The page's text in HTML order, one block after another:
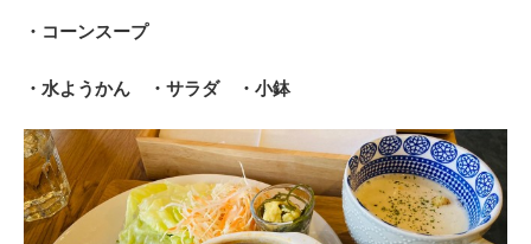
・コーンスープ
・水ようかん ・サラダ ・小鉢